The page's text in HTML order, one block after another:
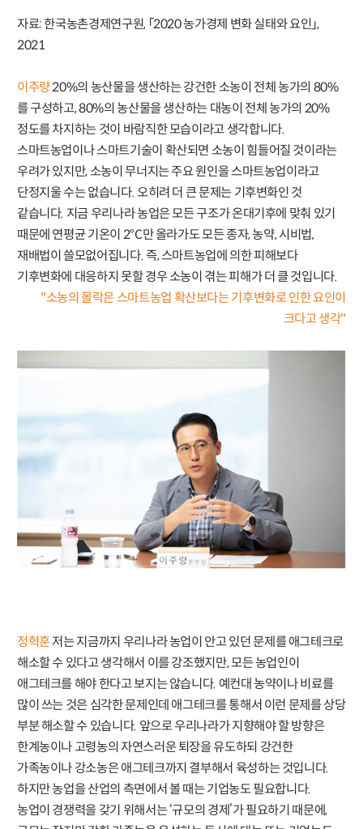
자료: 한국농촌경제연구원, 「2020 농가경제 변화 실태와 요인」,
2021
이주량20%의 농산물을 생산하는 강건한 소농이 전체 농가의 80%
를 구성하고, 80%의 농산물을 생산하는 대농이 전체 농가의 20%
정도를 차지하는 것이 바람직한 모습이라고 생각합니다.
스마트농업이나 스마트기술이 확산되면 소농이 힘들어질 것이라는
우려가 있지만, 소농이 무너지는 주요 원인을 스마트농업이라고
단정지울 수는 없습니다. 오히려 더 큰 문제는 기후변화인 것
같습니다. 지금 우리나라 농업은 모든 구조가 온대기후에 맞춰 있기
때문에 연평균 기온이 2°C만 올라가도 모든 종자, 농약, 시비법,
재배법이 쓸모없어집니다. 즉, 스마트농업에 의한 피해보다
기후변화에 대응하지 못할 경우 소농이 겪는 피해가 더 클 것입니다.
"소농의 몰락은 스마트농업 확산보다는 기후변화로 인한 요인이
크다고 생각"
정혁훈저는 지금까지 우리나라 농업이 안고 있던 문제를 애그테크로
해소할 수 있다고 생각해서 이를 강조했지만, 모든 농업인이
애그테크를 해야 한다고 보지는 않습니다. 예컨대 농약이나 비료를
많이 쓰는 것은 심각한 문제인데 애그테크를 통해서 이런 문제를 상당
부분 해소할 수 있습니다. 앞으로 우리나라가 지향해야 할 방향은
한계농이나 고령농의 자연스러운 퇴장을 유도하되 강건한
가족농이나 강소농은 애그테크까지 결부해서 육성하는 것입니다.
하지만 농업을 산업의 측면에서 볼 때는 기업농도 필요합니다.
농업이 경쟁력을 갖기 위해서는 ‘규모의 경제’가 필요하기 때문에,